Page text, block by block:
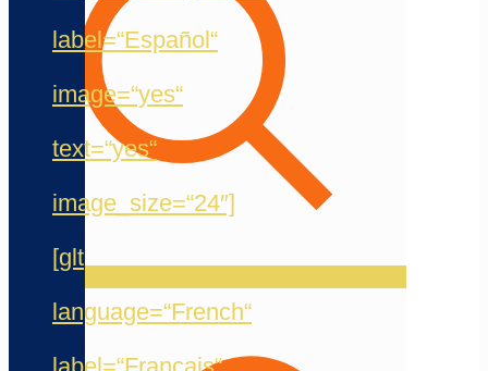
label=“Español“
image=“yes“
text=“yes“
image_size=“24″]
[glt
language=“French“